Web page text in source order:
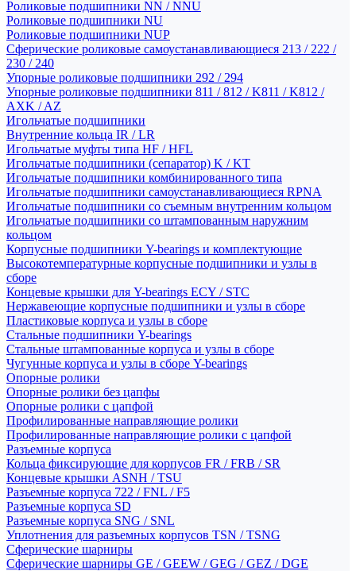
Роликовые подшипники NN / NNU
Роликовые подшипники NU
Роликовые подшипники NUP
Сферические роликовые самоустанавливающиеся 213 / 222 /
230 / 240
Упорные роликовые подшипники 292 / 294
Упорные роликовые подшипники 811 / 812 / K811 / K812 /
AXK / AZ
Игольчатые подшипники
Внутренние кольца IR / LR
Игольчатые муфты типа HF / HFL
Игольчатые подшипники (сепаратор) K / KT
Игольчатые подшипники комбинированного типа
Игольчатые подшипники самоустанавливающиеся RPNA
Игольчатые подшипники со съемным внутренним кольцом
Игольчатые подшипники со штампованным наружним
кольцом
Корпусные подшипники Y-bearings и комплектующие
Высокотемпературные корпусные подшипники и узлы в
сборе
Концевые крышки для Y-bearings ECY / STC
Нержавеющие корпусные подшипники и узлы в сборе
Пластиковые корпуса и узлы в сборе
Стальные подшипники Y-bearings
Стальные штампованные корпуса и узлы в сборе
Чугунные корпуса и узлы в сборе Y-bearings
Опорные ролики
Опорные ролики без цапфы
Опорные ролики с цапфой
Профилированные направляющие ролики
Профилированные направляющие ролики с цапфой
Разъемные корпуса
Кольца фиксирующие для корпусов FR / FRB / SR
Концевые крышки ASNH / TSU
Разъемные корпуса 722 / FNL / F5
Разъемные корпуса SD
Разъемные корпуса SNG / SNL
Уплотнения для разъемных корпусов TSN / TSNG
Сферические шарниры
Сферические шарниры GE / GEEW / GEG / GEZ / DGE